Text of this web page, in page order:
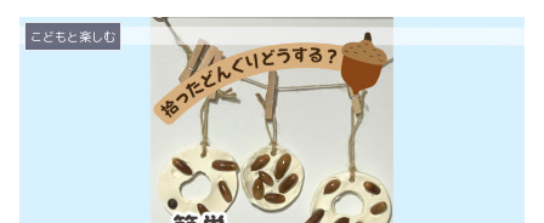
こどもと楽しむ